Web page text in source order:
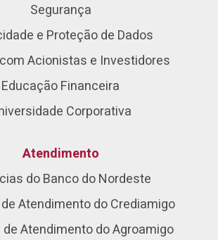
Segurança
e Proteção de Dados
Acionistas e Investidores
Educação Financeira
Corporativa
Atendimento
do Banco do Nordeste
Atendimento do Crediamigo
de Atendimento do Agroamigo